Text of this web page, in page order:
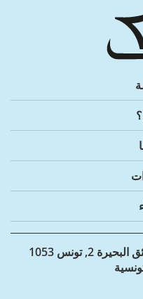
مبنى ليرا, نهج جزيرة مالطا, حدائق البحيرة 2, تونس 1053